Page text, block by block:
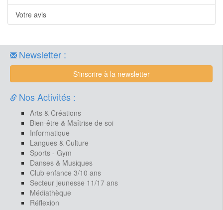
Votre avis
Newsletter :
S'inscrire à la newsletter
Nos Activités :
Arts & Créations
Bien-être & Maîtrise de soi
Informatique
Langues & Culture
Sports - Gym
Danses & Musiques
Club enfance 3/10 ans
Secteur jeunesse 11/17 ans
Médiathèque
Réflexion